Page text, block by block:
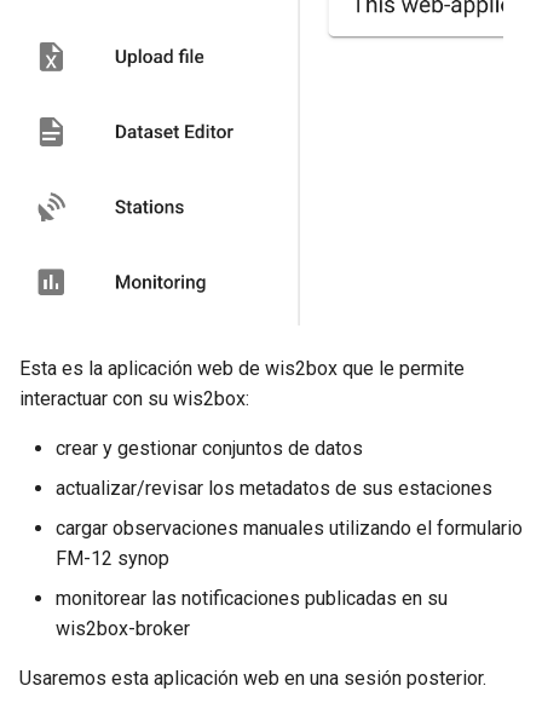
Esta es la aplicación web de wis2box que le permite
interactuar con su wis2box:
crear y gestionar conjuntos de datos
actualizar/revisar los metadatos de sus estaciones
cargar observaciones manuales utilizando el formulario
FM-12 synop
monitorear las notificaciones publicadas en su
wis2box-broker
Usaremos esta aplicación web en una sesión posterior.